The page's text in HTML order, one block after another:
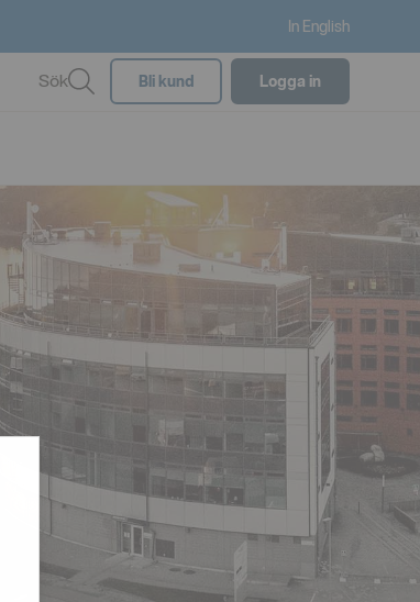
In English
Sök Bli kund Logga in